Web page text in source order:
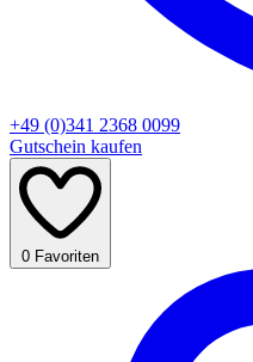
+49 (0)341 2368 0099
Gutschein kaufen
0 Favoriten